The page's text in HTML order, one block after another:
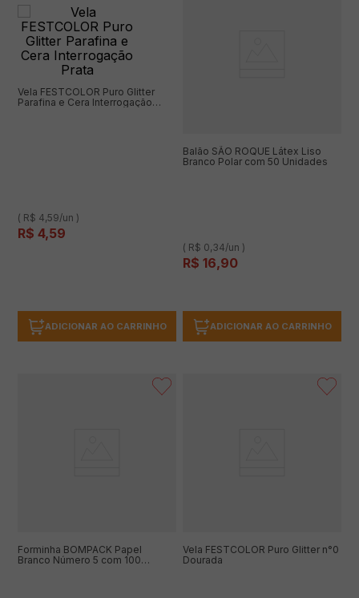
Vela FESTCOLOR Puro Glitter
Parafina e Cera Interrogação
( R$ 4,59/un )
R$ 4,59
ADICIONAR AO CARRINHO
Balão SÃO ROQUE Látex Liso
Branco Polar com 50 Unidades
( R$ 0,34/un )
R$ 16,90
ADICIONAR AO CARRINHO
Forminha BOMPACK Papel
Branco Número 5 com 100
Vela FESTCOLOR Puro Glitter n°0
Dourada